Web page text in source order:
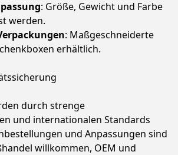
: Größe, Gewicht und Farbe
werden.
: Maßgeschneiderte
erhältlich.
durch strenge
und internationalen Standards
und Anpassungen sind
willkommen, OEM und